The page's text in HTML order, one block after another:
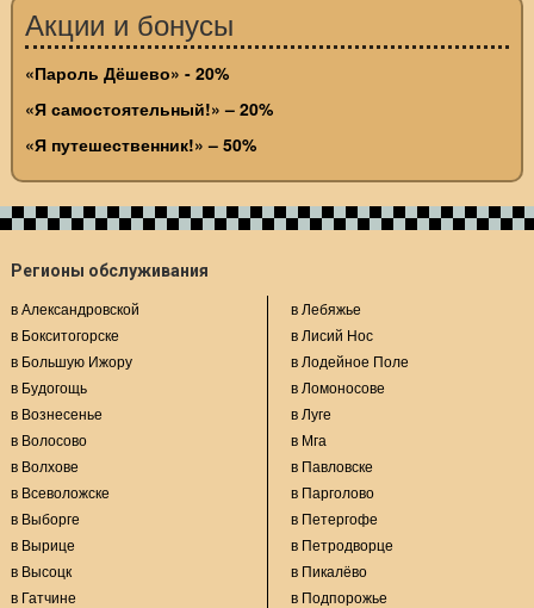
Акции и бонусы
«Пароль Дёшево» - 20%
«Я самостоятельный!» – 20%
«Я путешественник!» – 50%
Регионы обслуживания
в Александровской
в Бокситогорске
в Большую Ижору
в Будогощь
в Вознесенье
в Волосово
в Волхове
в Всеволожске
в Выборге
в Вырице
в Высоцк
в Гатчине
в Лебяжье
в Лисий Нос
в Лодейное Поле
в Ломоносове
в Луге
в Мга
в Павловске
в Парголово
в Петергофе
в Петродворце
в Пикалёво
в Подпорожье